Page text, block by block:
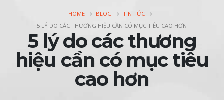
HOME BLOG
TIN TỨC
5 LÝ DO CÁC THƯƠNG HIỆU CẦN CÓ MỤC TIÊU CAO HƠN
5 lý do các thương
hiệu cần có mục tiêu
cao hơn